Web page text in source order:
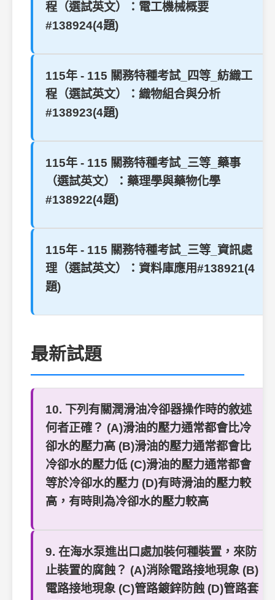
程（選試英文）：電工機械概要
#138924(4題)
115年 - 115 關務特種考試_四等_紡織工
程（選試英文）：織物組合與分析
#138923(4題)
115年 - 115 關務特種考試_三等_藥事
（選試英文）：藥理學與藥物化學
#138922(4題)
115年 - 115 關務特種考試_三等_資訊處
理（選試英文）：資料庫應用#138921(4
題)
最新試題
10. 下列有關潤滑油冷卻器操作時的敘述
何者正確？ (A)滑油的壓力通常都會比冷
卻水的壓力高 (B)滑油的壓力通常都會比
冷卻水的壓力低 (C)滑油的壓力通常都會
等於冷卻水的壓力 (D)有時滑油的壓力較
高，有時則為冷卻水的壓力較高
9. 在海水泵進出口處加裝何種裝置，來防
止裝置的腐蝕？ (A)消除電路接地現象 (B)
電路接地現象 (C)管路鍍鋅防蝕 (D)管路套